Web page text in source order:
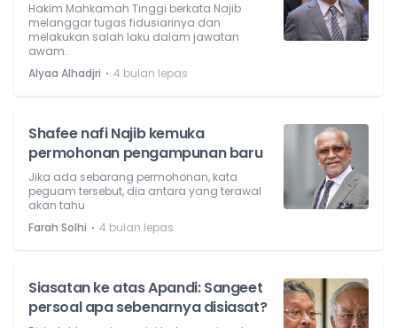
Hakim Mahkamah Tinggi berkata Najib
melanggar tugas fidusiarinya dan
melakukan salah laku dalam jawatan
awam.
Alyaa Alhadjri ⋅ 4 bulan lepas
Shafee nafi Najib kemuka
permohonan pengampunan baru
Jika ada sebarang permohonan, kata
peguam tersebut, dia antara yang terawal
akan tahu
Farah Solhi ⋅ 4 bulan lepas
Siasatan ke atas Apandi: Sangeet
persoal apa sebenarnya disiasat?